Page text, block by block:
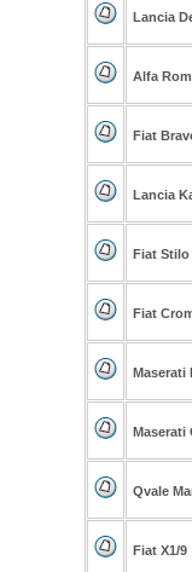
Lancia
Alfa
Fiat
Lancia
Fiat Stilo
Fiat
Maserati
Maserati
Qvale
Fiat X1/9